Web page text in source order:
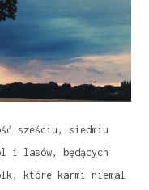
sześciu, siedmiu
i lasów, będących
które karmi niemal